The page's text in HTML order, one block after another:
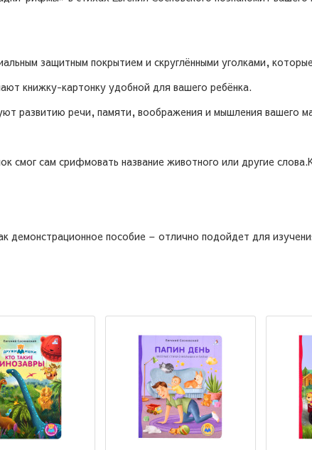
защитным покрытием и скруглёнными уголками,
книжку-картонку удобной для вашего ребёнка.
развитию речи, памяти, воображения и мышления вашего
смог сам срифмовать название животного или другие
демонстрационное пособие – отлично подойдет для